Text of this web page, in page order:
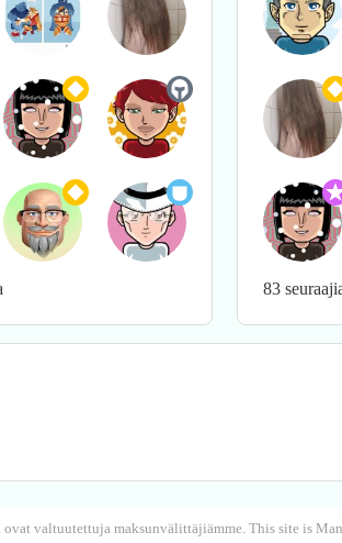
83
ovat valtuutettuja maksunvälittäjiämme. This site is